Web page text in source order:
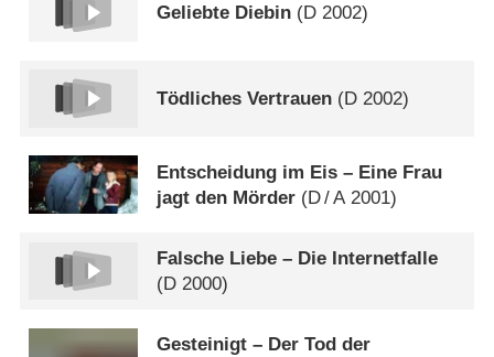
Geliebte Diebin (D 2002)
Tödliches Vertrauen (D 2002)
Entscheidung im Eis – Eine Frau
jagt den Mörder (D/A 2001)
Falsche Liebe – Die Internetfalle
(D 2000)
Gesteinigt – Der Tod der